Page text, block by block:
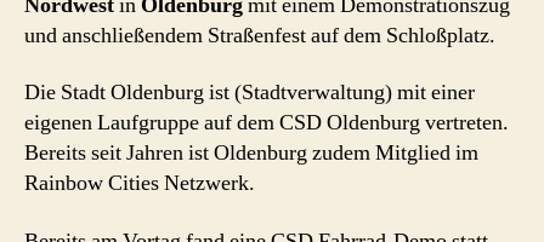
und anschließendem Straßenfest auf dem Schloßplatz.
Die Stadt Oldenburg ist (Stadtverwaltung) mit einer
eigenen Laufgruppe auf dem CSD Oldenburg vertreten.
Bereits seit Jahren ist Oldenburg zudem Mitglied im
Rainbow Cities Netzwerk.